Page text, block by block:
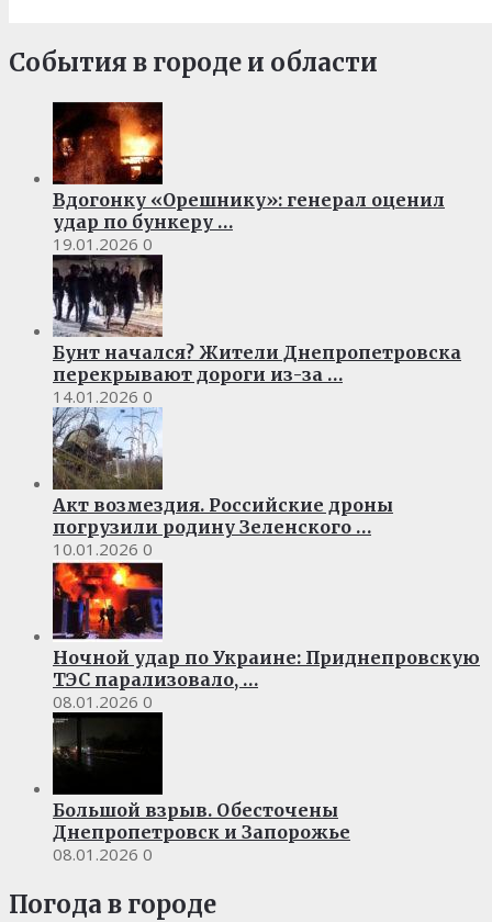
События в городе и области
Вдогонку «Орешнику»: генерал оценил
удар по бункеру …
19.01.2026 0
Бунт начался? Жители Днепропетровска
перекрывают дороги из-за …
14.01.2026 0
Акт возмездия. Российские дроны
погрузили родину Зеленского …
10.01.2026 0
Ночной удар по Украине: Приднепровскую
ТЭС парализовало, …
08.01.2026 0
Большой взрыв. Обесточены
Днепропетровск и Запорожье
08.01.2026 0
Погода в городе